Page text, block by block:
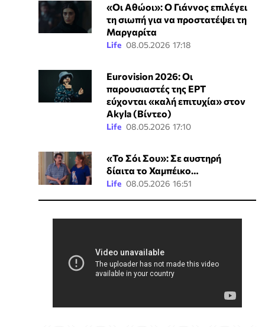
«Οι Αθώοι»: Ο Γιάννος επιλέγει
τη σιωπή για να προστατέψει τη
Μαργαρίτα
Life 08.05.2026 17:18
Eurovision 2026: Οι
παρουσιαστές της ΕΡΤ
εύχονται «καλή επιτυχία» στον
Akyla (Βίντεο)
Life 08.05.2026 17:10
«Το Σόι Σου»: Σε αυστηρή
δίαιτα το Χαμπέικο…
Life 08.05.2026 16:51